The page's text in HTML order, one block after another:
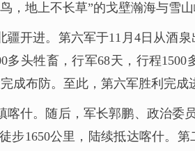
，地上不长草”的戈壁瀚海与雪
开进。第六军于11月4日从酒
头牲畜，行军68天，行程
成布防。至此，第六军胜利完成
喀什。随后，军长郭鹏、政治
步1650公里，陆续抵达喀什。